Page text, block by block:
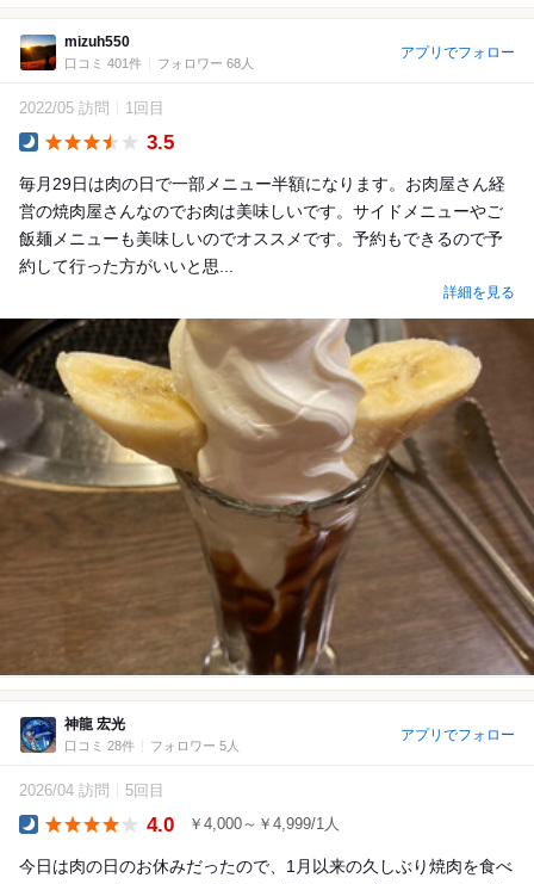
mizuh550
口コミ 401件 フォロワー 68人
アプリでフォロー
2022/05 訪問 1回目
3.5
毎月29日は肉の日で一部メニュー半額になります。お肉屋さん経
営の焼肉屋さんなのでお肉は美味しいです。サイドメニューやご
飯麺メニューも美味しいのでオススメです。予約もできるので予
約して行った方がいいと思...
詳細を見る
神龍 宏光
口コミ 28件 フォロワー 5人
アプリでフォロー
2026/04 訪問 5回目
4.0 ￥4,000～￥4,999/1人
今日は肉の日のお休みだったので、1月以来の久しぶり焼肉を食べ